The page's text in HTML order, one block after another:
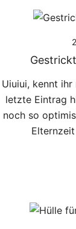
Uiuiui, kennt
letzte Eintrag
noch so